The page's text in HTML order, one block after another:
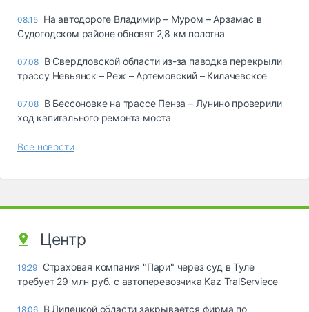
08:15 На автодороге Владимир – Муром – Арзамас в
Судогодском районе обновят 2,8 км полотна
07.08 В Свердловской области из-за паводка перекрыли
трассу Невьянск – Реж – Артемовский – Килачевское
07.08 В Бессоновке на трассе Пенза – Лунино проверили
ход капитального ремонта моста
Все новости
Центр
19:29 Страховая компания "Пари" через суд в Туле
требует 29 млн руб. с автоперевозчика Kaz TralServiece
18:06 В Липецкой области закрывается фирма по